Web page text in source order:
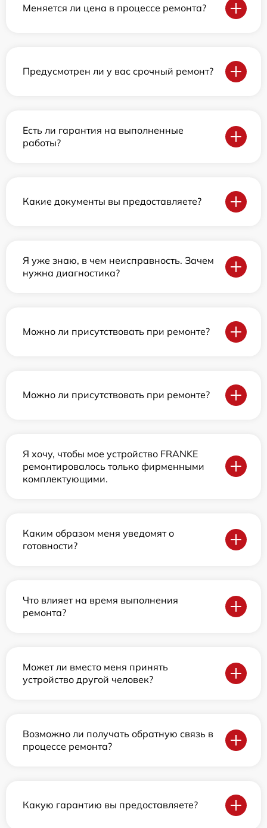
Меняется ли цена в процессе ремонта?
Предусмотрен ли у вас срочный ремонт?
Есть ли гарантия на выполненные
работы?
Какие документы вы предоставляете?
Я уже знаю, в чем неисправность. Зачем
нужна диагностика?
Можно ли присутствовать при ремонте?
Можно ли присутствовать при ремонте?
Я хочу, чтобы мое устройство FRANKE
ремонтировалось только фирменными
комплектующими.
Каким образом меня уведомят о
готовности?
Что влияет на время выполнения
ремонта?
Может ли вместо меня принять
устройство другой человек?
Возможно ли получать обратную связь в
процессе ремонта?
Какую гарантию вы предоставляете?